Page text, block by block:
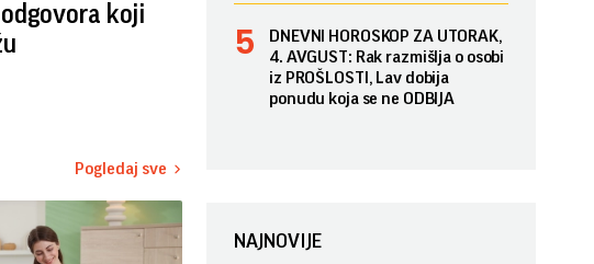
koji
Pogledaj sve
DNEVNI HOROSKOP ZA UTORAK,
4. AVGUST: Rak razmišlja o osobi
iz PROŠLOSTI, Lav dobija
ponudu koja se ne ODBIJA
NAJNOVIJE